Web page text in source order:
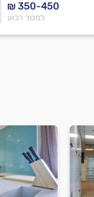
₪ 350-450
למטר רבוע